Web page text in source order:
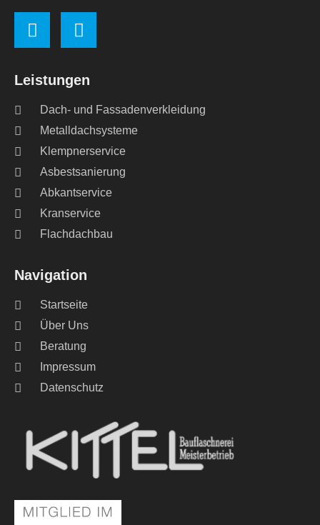
Navigation
Startseite
Über Uns
Beratung
Impressum
Datenschutz
Leistungen
Dach- und Fassadenverkleidung
Metalldachsysteme
Klempnerservice
Asbestsanierung
Abkantservice
Kranservice
Flachdachbau